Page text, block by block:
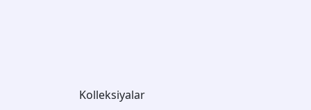
Kolleksiyalar